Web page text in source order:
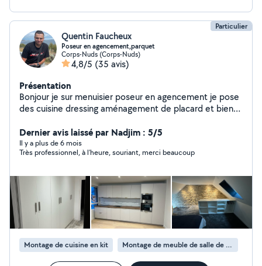
Particulier
Quentin Faucheux
Poseur en agencement,parquet
Corps-Nuds (Corps-Nuds)
4,8/5 (35 avis)
Présentation
Bonjour je sur menuisier poseur en agencement je pose
des cuisine dressing aménagement de placard et bien
contacter pour plus d'info
Dernier avis laissé par Nadjim : 5/5
Il y a plus de 6 mois
Très professionnel, à l’heure, souriant, merci beaucoup
Montage de cuisine en kit Montage de meuble de salle de bain en kit